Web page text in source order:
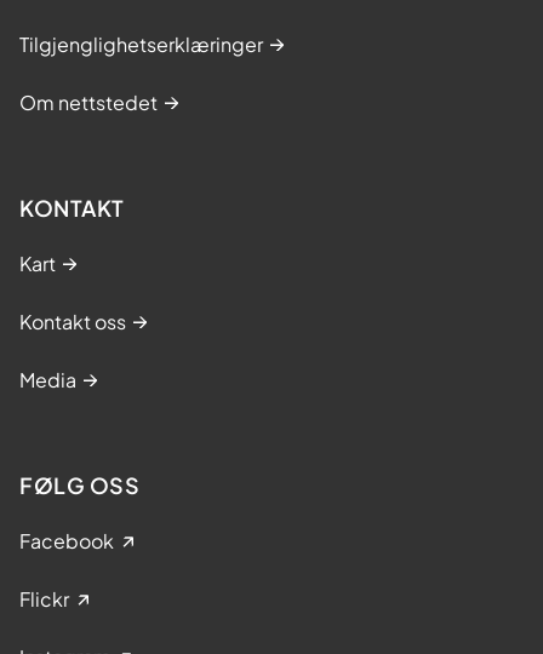
Tilgjenglighetserklæringer
Om nettstedet
KONTAKT
Kart
Kontakt oss
Media
FØLG OSS
Facebook
Flickr